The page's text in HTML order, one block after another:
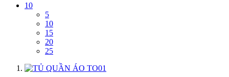
10
5
10
15
20
25